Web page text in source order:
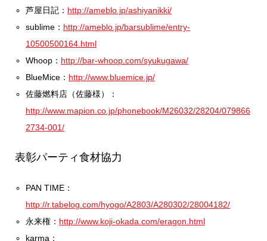
芦屋日記： http://ameblo.jp/ashiyanikki/
sublime： http://ameblo.jp/barsublime/entry-
10500500164.html
Whoop： http://bar-whoop.com/syukugawa/
BlueMice： http://www.bluemice.jp/
佐藤燃料店（佐藤様）：
http://www.mapion.co.jp/phonebook/M26032/28204/079866
2734-001/
表彰パーティ食材協力
PAN TIME：
http://r.tabelog.com/hyogo/A2803/A280302/28004182/
永来権： http://www.koji-okada.com/eragon.html
karma：